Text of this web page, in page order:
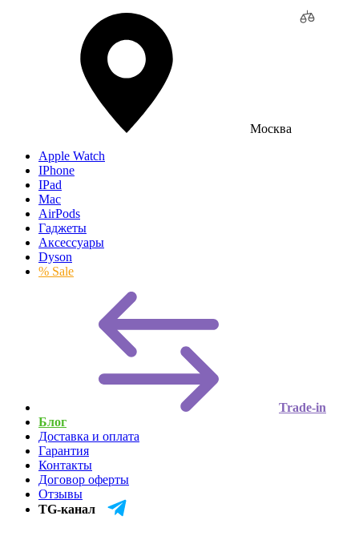
Москва
Apple Watch
IPhone
IPad
Mac
AirPods
Гаджеты
Аксессуары
Dyson
% Sale
Trade-in
Блог
Доставка и оплата
Гарантия
Контакты
Договор оферты
Отзывы
TG-канал